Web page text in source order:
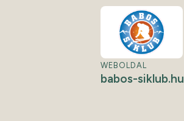
WEBOLDAL
babos-siklub.hu